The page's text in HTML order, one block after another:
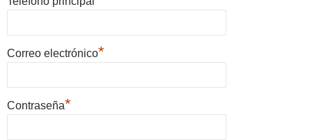
Correo electrónico*
Contraseña*